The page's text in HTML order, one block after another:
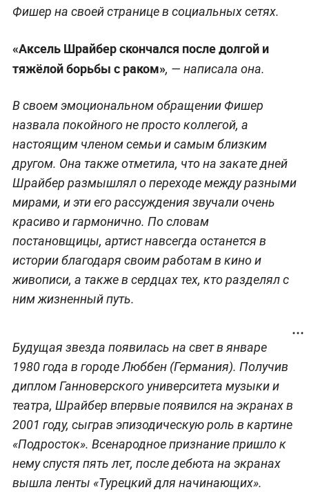
Фишер на своей странице в социальных сетях.
«Аксель Шрайбер скончался после долгой и
тяжёлой борьбы с раком», — написала она.
В своем эмоциональном обращении Фишер
назвала покойного не просто коллегой, а
настоящим членом семьи и самым близким
другом. Она также отметила, что на закате дней
Шрайбер размышлял о переходе между разными
мирами, и эти его рассуждения звучали очень
красиво и гармонично. По словам
постановщицы, артист навсегда останется в
истории благодаря своим работам в кино и
живописи, а также в сердцах тех, кто разделял с
ним жизненный путь.
Будущая звезда появилась на свет в январе
1980 года в городе Люббен (Германия). Получив
диплом Ганноверского университета музыки и
театра, Шрайбер впервые появился на экранах в
2001 году, сыграв эпизодическую роль в картине
«Подросток». Всенародное признание пришло к
нему спустя пять лет, после дебюта на экранах
вышла ленты «Турецкий для начинающих».